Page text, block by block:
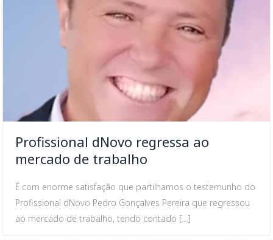
Profissional dNovo regressa ao
mercado de trabalho
É com enorme satisfação que partilhamos o testemunho do
Profissional dNovo Pedro Gonçalves Pereira que regressou
ao mercado de trabalho, tendo contado […]